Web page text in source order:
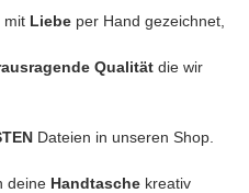
mit Liebe per Hand gezeichnet,
Qualität die wir
Dateien in unseren Shop.
deine Handtasche kreativ